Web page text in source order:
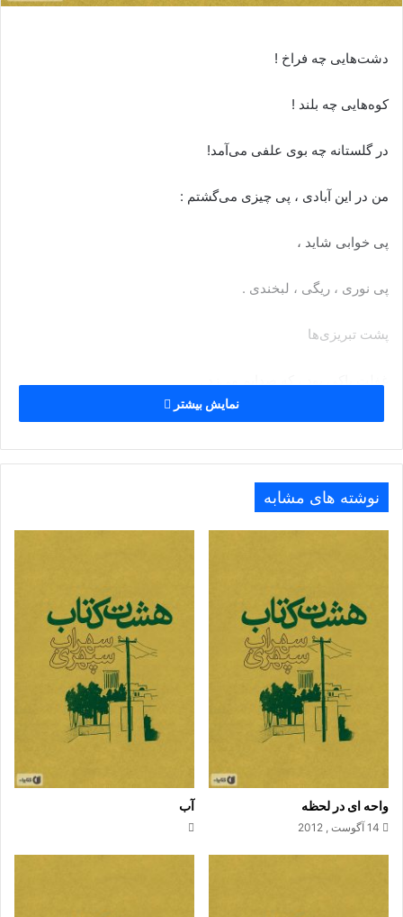
دشت‌هایی چه فراخ !
کوه‌هایی چه بلند !
در گلستانه چه بوی علفی می‌آمد!
من در این آبادی ، پی چیزی می‌گشتم :
پی خوابی شاید ،
پی نوری ، ریگی ، لبخندی .
پشت تبریزی‌ها
پای نی‌زاری ماندم ، باد می‌آمد ، گوش دادم :
سوسماری لغزید .
یونجه زاری سر راه ،
بعد جالیز خیار، بوته‌های گل رنگ
و فراموشی خاک .
لب آبی
گیوه‌ها را کندم ، و نشستم ، پاها در آب :
« من چه سبزم امروز
نمایش بیشتر
نوشته های مشابه
واحه ای در لحظه
14 آگوست , 2012
آب